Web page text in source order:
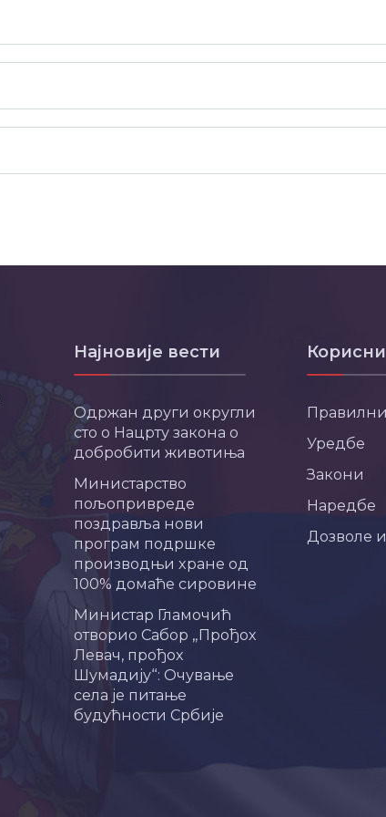
Најновије вести
Одржан други округли
сто о Нацрту закона о
добробити животиња
Министарство
пољопривреде
поздравља нови
програм подршке
производњи хране од
100% домаће сировине
Министар Гламочић
отворио Сабор „Прођох
Левач, прођох
Шумадију“: Очување
села је питање
будућности Србије
Уредбе
Закони
Наредбе
Дозволе